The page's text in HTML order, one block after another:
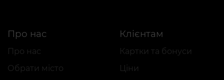
Про нас
Про нас
Обрати місто
Клієнтам
Картки та бонуси
Ціни